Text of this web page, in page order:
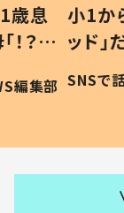
歳息
？」
編集部
小1か
ッド
作り
#令和
SNSで